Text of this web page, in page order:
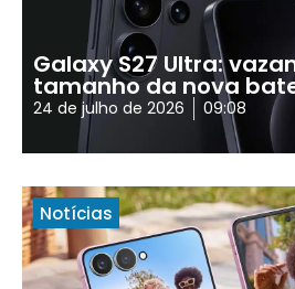
Galaxy S27 Ultra:
tamanho da nova
24 de julho de 2026 09:08
Notícias